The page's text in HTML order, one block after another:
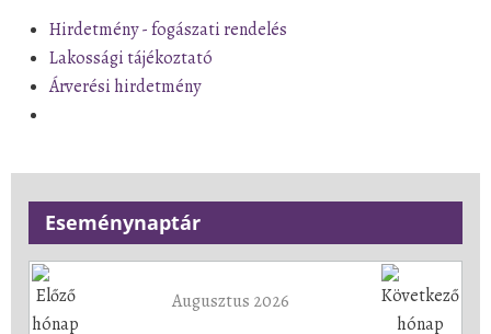
Hirdetmény - fogászati rendelés
Lakossági tájékoztató
Árverési hirdetmény
Eseménynaptár
Augusztus 2026